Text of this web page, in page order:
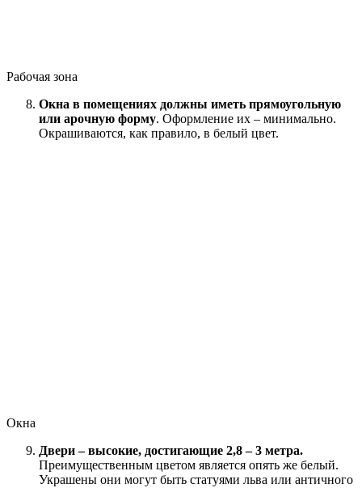
Рабочая зона
Окна в помещениях должны иметь прямоугольную
или арочную форму. Оформление их – минимально.
Окрашиваются, как правило, в белый цвет.
Окна
Двери – высокие, достигающие 2,8 – 3 метра.
Преимущественным цветом является опять же белый.
Украшены они могут быть статуями льва или античного